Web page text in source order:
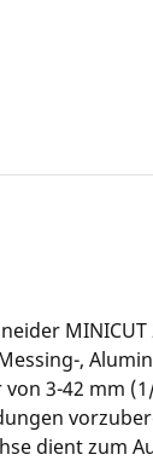
MINICUT
,
3-42 mm
dient zum